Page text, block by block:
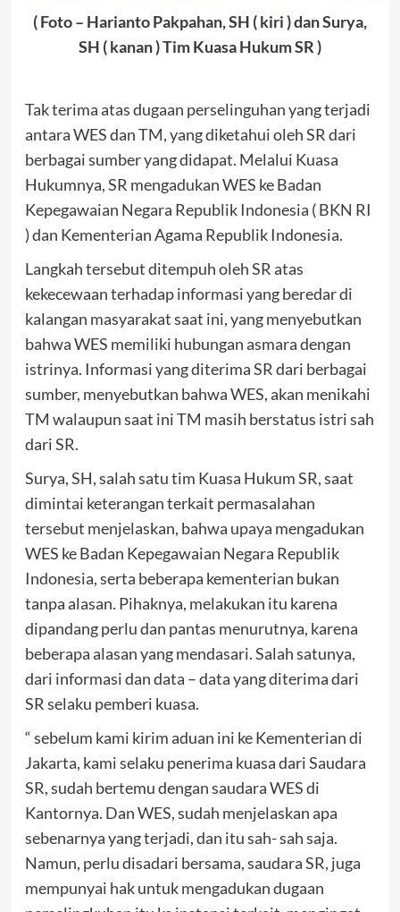
( Foto – Harianto Pakpahan, SH ( kiri ) dan Surya,
SH ( kanan ) Tim Kuasa Hukum SR )
Tak terima atas dugaan perselinguhan yang terjadi
antara WES dan TM, yang diketahui oleh SR dari
berbagai sumber yang didapat. Melalui Kuasa
Hukumnya, SR mengadukan WES ke Badan
Kepegawaian Negara Republik Indonesia ( BKN RI
) dan Kementerian Agama Republik Indonesia.
Langkah tersebut ditempuh oleh SR atas
kekecewaan terhadap informasi yang beredar di
kalangan masyarakat saat ini, yang menyebutkan
bahwa WES memiliki hubungan asmara dengan
istrinya. Informasi yang diterima SR dari berbagai
sumber, menyebutkan bahwa WES, akan menikahi
TM walaupun saat ini TM masih berstatus istri sah
dari SR.
Surya, SH, salah satu tim Kuasa Hukum SR, saat
dimintai keterangan terkait permasalahan
tersebut menjelaskan, bahwa upaya mengadukan
WES ke Badan Kepegawaian Negara Republik
Indonesia, serta beberapa kementerian bukan
tanpa alasan. Pihaknya, melakukan itu karena
dipandang perlu dan pantas menurutnya, karena
beberapa alasan yang mendasari. Salah satunya,
dari informasi dan data – data yang diterima dari
SR selaku pemberi kuasa.
“ sebelum kami kirim aduan ini ke Kementerian di
Jakarta, kami selaku penerima kuasa dari Saudara
SR, sudah bertemu dengan saudara WES di
Kantornya. Dan WES, sudah menjelaskan apa
sebenarnya yang terjadi, dan itu sah- sah saja.
Namun, perlu disadari bersama, saudara SR, juga
mempunyai hak untuk mengadukan dugaan